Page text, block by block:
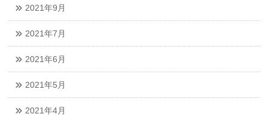
2021年9月
2021年7月
2021年6月
2021年5月
2021年4月